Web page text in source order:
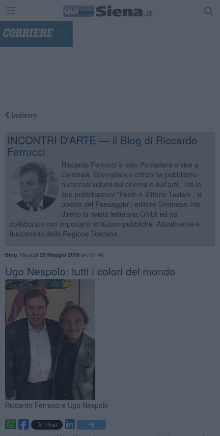
Indietro
INCONTRI D'ARTE — il Blog di Riccardo
Ferrucci
Riccardo Ferrucci è nato Pontedera e vive a
Calcinaia. Giornalista e critico ha pubblicato
numerosi volumi sul cinema e sull’arte. Tra le
sue pubblicazioni “Paolo e Vittorio Taviani , la
poesia del Paesaggio”, editore Gremese. Ha
diretto la rivista letteraria Ghibli ed ha
collaborato con importanti istituzioni pubbliche. Attualmente è
funzionario della Regione Toscana.
Blog Martedì 29 Maggio 2018ore 07:48
Ugo Nespolo: tutti i colori del mondo
Riccardo Ferrucci e Ugo Nespolo